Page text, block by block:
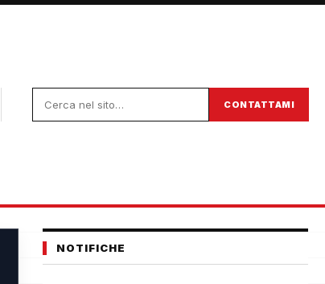
CONTATTAMI
NOTIFICHE